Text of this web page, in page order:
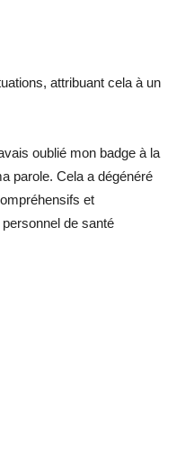
attribuant cela à un
oublié mon badge à la
parole. Cela a dégénéré
et
de santé